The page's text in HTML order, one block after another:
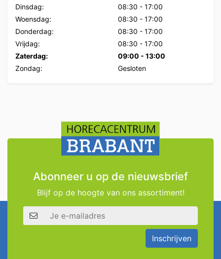
Dinsdag:
08:30 - 17:00
Woensdag:
08:30 - 17:00
Donderdag:
08:30 - 17:00
Vrijdag:
08:30 - 17:00
Zaterdag:
09:00 - 13:00
Zondag:
Gesloten
Abonneer u op de nieuwsbrief
Blijf op de hoogte van ons assortiment!
E-mailadres
Inschrijven